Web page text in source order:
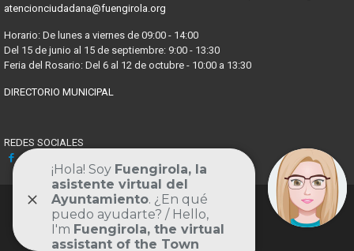
atencionciudadana@fuengirola.org
Horario: De lunes a viernes de 09:00 - 14:00
Del 15 de junio al 15 de septiembre: 9:00 - 13:30
Feria del Rosario: Del 6 al 12 de octubre - 10:00 a 13:30
DIRECTORIO MUNICIPAL
REDES SOCIALES
Facebook
Volver